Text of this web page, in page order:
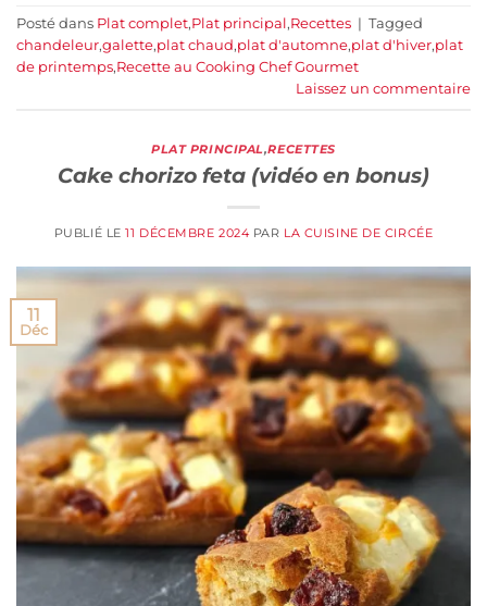
Posté dans Plat complet,Plat principal,Recettes | Tagged
chandeleur,galette,plat chaud,plat d'automne,plat d'hiver,plat
de printemps,Recette au Cooking Chef Gourmet
Laissez un commentaire
PLAT PRINCIPAL,RECETTES
Cake chorizo feta (vidéo en bonus)
PUBLIÉ LE11 DÉCEMBRE 2024 PAR LA CUISINE DE CIRCÉE
11
Déc